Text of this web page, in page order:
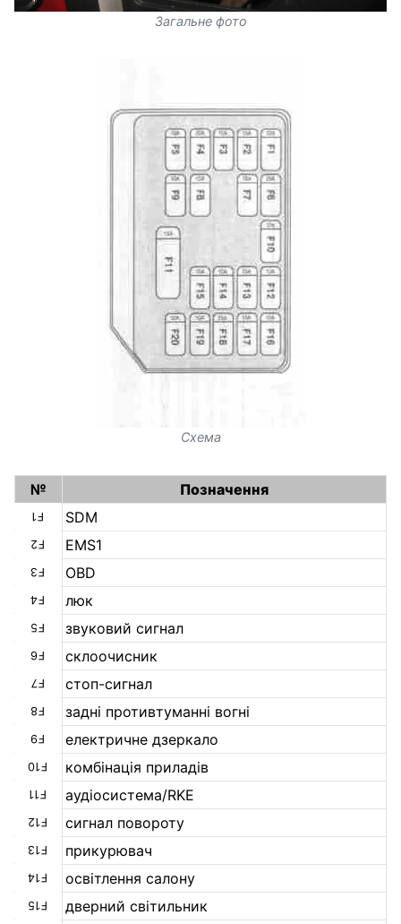
Загальне фото
Схема
№ Позначення
F1 SDM
F2 EMS1
F3 OBD
F4 люк
F5 звуковий сигнал
F6 склоочисник
F7 стоп-сигнал
F8 задні противтуманні вогні
F9 електричне дзеркало
F10 комбінація приладів
F11 аудіосистема/RKE
F12 сигнал повороту
F13 прикурювач
F14 освітлення салону
F15 дверний світильник